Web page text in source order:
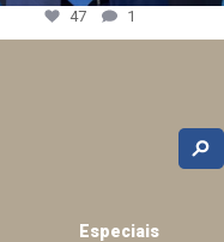
47 1
Especiais